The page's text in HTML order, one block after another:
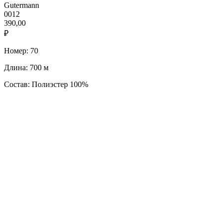
Gutermann
0012
390,00
₽
Номер: 70
Длина: 700 м
Состав: Полиэстер 100%